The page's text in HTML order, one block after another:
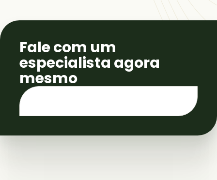
Fale com um
especialista agora
mesmo